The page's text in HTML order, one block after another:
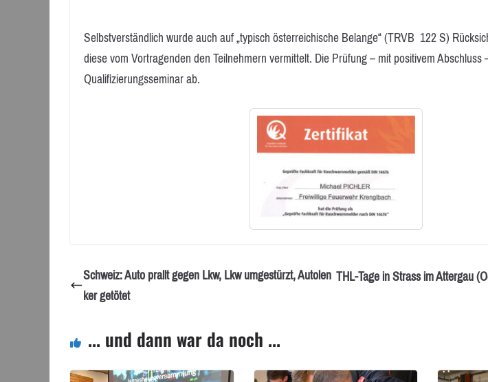
Selbstverständlich wurde auch auf „typisch österreichische Belange“ (TRVB 122 S)
diese vom Vortragenden den Teilnehmern vermittelt. Die Prüfung – mit positivem Abschluss
Qualifizierungsseminar ab.
Schweiz: Auto prallt gegen Lkw, Lkw umgestürzt, Autolen
ker getötet
THL-Tage in Strass im Attergau
... und dann war da noch ...